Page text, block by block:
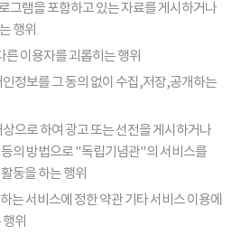
그램을 포함하고 있는 자료를 게시하거나
행위
이용자를 괴롭히는 행위
정보를 그 동의 없이 수집,저장,공개하는
으로 하여 광고 또는 선전을 게시하거나
의 방법으로 "독립기념관"의 서비스를
동을 하는 행위
는 서비스에 정한 약관 기타 서비스 이용에
위